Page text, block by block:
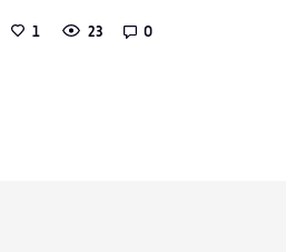
1 23 0